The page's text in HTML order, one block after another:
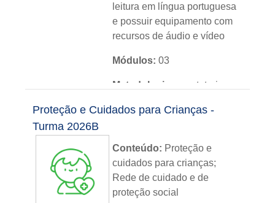
leitura em língua portuguesa
e possuir equipamento com
recursos de áudio e vídeo
Módulos: 03
Metodologia: sem tutoria
Instituição: IFRS
Idioma:português
Proteção e Cuidados para Crianças -
Turma 2026B
Conteúdo: Proteção e
cuidados para crianças;
Rede de cuidado e de
proteção social